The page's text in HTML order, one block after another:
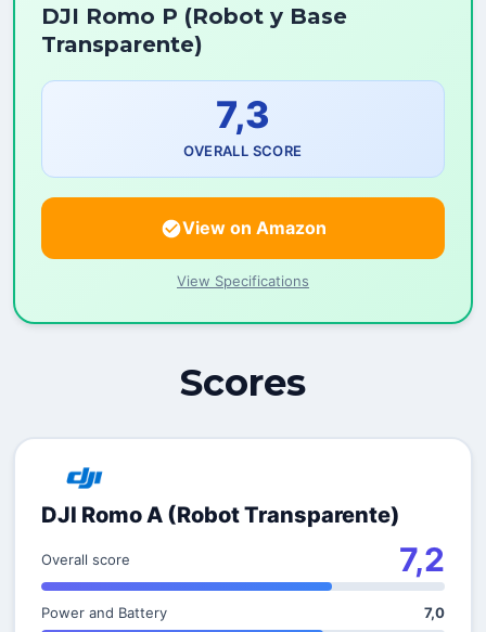
DJI Romo P (Robot y Base
Transparente)
7,3
OVERALL SCORE
View on Amazon
View Specifications
Scores
DJI Romo A (Robot Transparente)
Overall score 7,2
Power and Battery 7,0